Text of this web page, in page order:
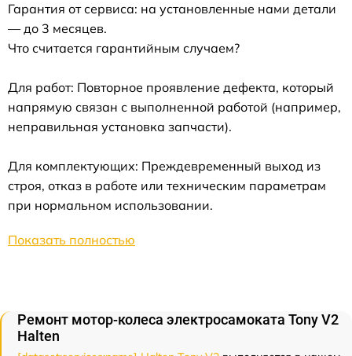
Гарантия от сервиса: на установленные нами детали
— до 3 месяцев.
Что считается гарантийным случаем?
Для работ: Повторное проявление дефекта, который
напрямую связан с выполненной работой (например,
неправильная установка запчасти).
Для комплектующих: Преждевременный выход из
строя, отказ в работе или техническим параметрам
при нормальном использовании.
Показать полностью
Ремонт мотор-колеса электросамоката Tony V2
Halten